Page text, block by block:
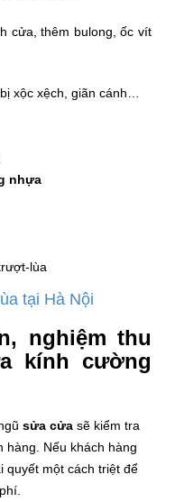
cửa, thêm bulong, ốc vít
xộc xệch, giãn cánh…
nhựa
tại Hà Nội
nghiệm thu
kính cường
sửa cửa sẽ kiểm tra
hàng. Nếu khách hàng
quyết một cách triệt để